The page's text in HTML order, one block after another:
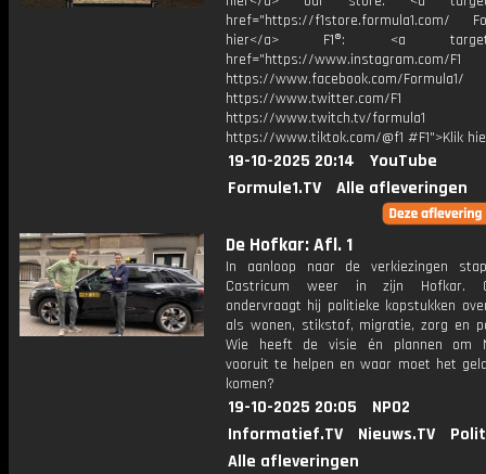
href="https://f1store.formula1.com/
hier</a> F1®: <a
href="https://www.instagram.com/F1
https://www.facebook.com/Formula1/
https://www.twitter.com/F1
https://www.twitch.tv/formula1
https://www.tiktok.com/@f1 #F1">Klik
19-10-2025 20:14
YouTube
Formule1.TV
Alle afleveringen
De Hofkar: Afl. 1
In aanloop naar de verkiezingen
Castricum weer in zijn Hofkar.
ondervraagt hij politieke kopstukken
als wonen, stikstof, migratie, zorg en
Wie heeft de visie én plannen om
vooruit te helpen en waar moet het
komen?
19-10-2025 20:05
NPO2
Informatief.TV
Nieuws.TV
Alle afleveringen